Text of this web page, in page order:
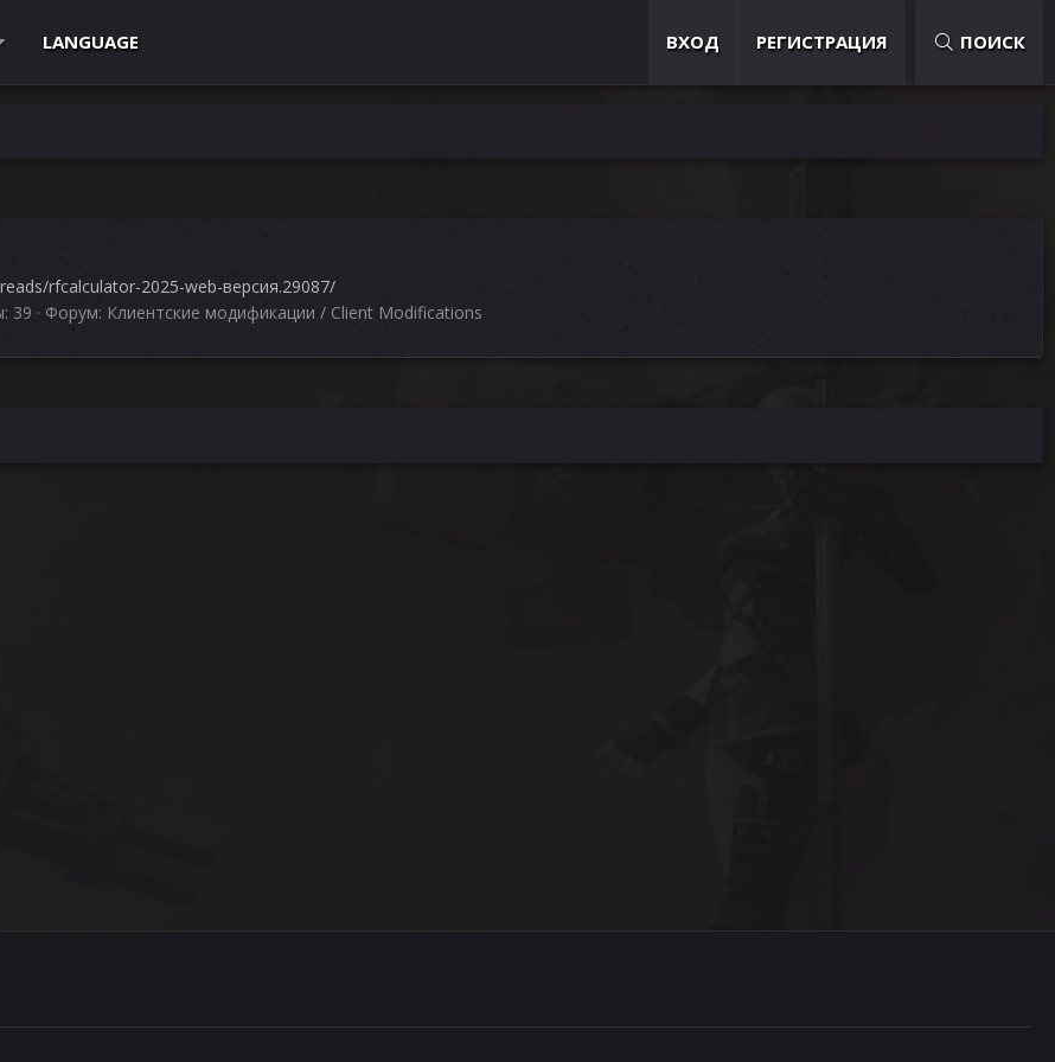
LANGUAGE ВХОД РЕГИСТРАЦИЯ ПОИСК
rfcalculator-2025-web-версия.29087/
39 Форум: Клиентские модификации / Client Modifications